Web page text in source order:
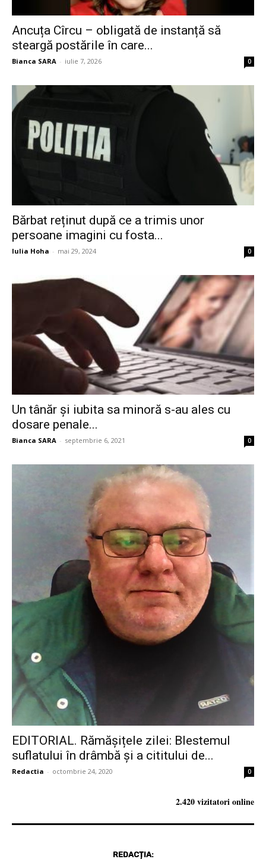
Ancuța Cîrcu – obligată de instanță să
steargă postările în care...
Bianca SARA - iulie 7, 2026 0
Bărbat reținut după ce a trimis unor
persoane imagini cu fosta...
Iulia Hoha - mai 29, 2024 0
Un tânăr și iubita sa minoră s-au ales cu
dosare penale...
Bianca SARA - septembrie 6, 2021 0
EDITORIAL. Rămășițele zilei: Blestemul
suflatului în drâmbă și a cititului de...
Redactia - octombrie 24, 2020 0
2.420 vizitatori online
REDACȚIA: